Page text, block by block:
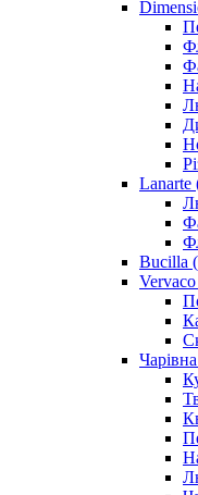
Lanarte
Vervaco